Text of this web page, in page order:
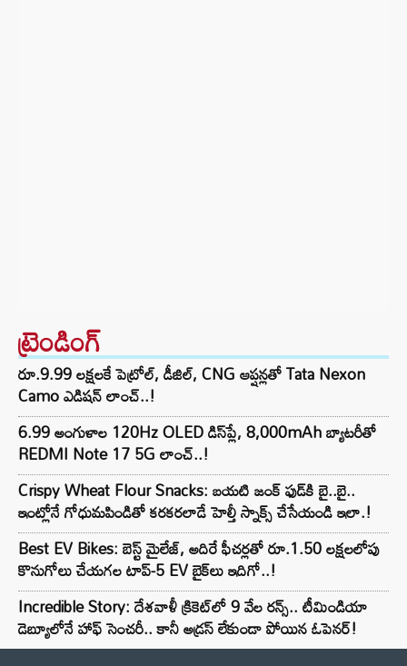
ట్రెండింగ్‌
రూ.9.99 లక్షలకే పెట్రోల్, డీజిల్, CNG ఆప్షన్లతో Tata Nexon
Camo ఎడిషన్ లాంచ్..!
6.99 అంగుళాల 120Hz OLED డిస్‌ప్లే, 8,000mAh బ్యాటరీతో
REDMI Note 17 5G లాంచ్..!
Crispy Wheat Flour Snacks: బయటి జంక్ ఫుడ్‌కి బై..బై..
ఇంట్లోనే గోధుమపిండితో కరకరలాడే హెల్తీ స్నాక్స్ చేసేయండి ఇలా.!
Best EV Bikes: బెస్ట్ మైలేజ్, అదిరే ఫీచర్లతో రూ.1.50 లక్షలలోపు
కొనుగోలు చేయగల టాప్-5 EV బైక్‌లు ఇదిగో..!
Incredible Story: దేశవాళీ క్రికెట్‌లో 9 వేల రన్స్.. టీమిండియా
డెబ్యూలోనే హాఫ్ సెంచరీ.. కానీ అడ్రస్ లేకుండా పోయిన ఓపెనర్!